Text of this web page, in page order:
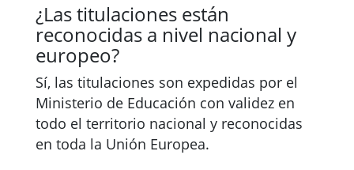
¿Las titulaciones están
reconocidas a nivel nacional y
europeo?
Sí, las titulaciones son expedidas por el
Ministerio de Educación con validez en
todo el territorio nacional y reconocidas
en toda la Unión Europea.